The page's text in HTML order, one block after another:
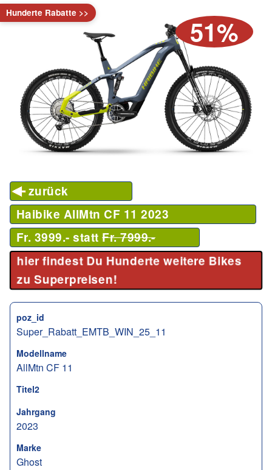
Hunderte Rabatte >>
51%
zurück
Haibike AllMtn CF 11 2023
Fr. 3999.- stattFr. 7999.-
hier findest Du Hunderte weitere Bikes
zu Superpreisen!
poz_id
Super_Rabatt_EMTB_WIN_25_11
Modellname
AllMtn CF 11
Titel2
Jahrgang
2023
Marke
Ghost